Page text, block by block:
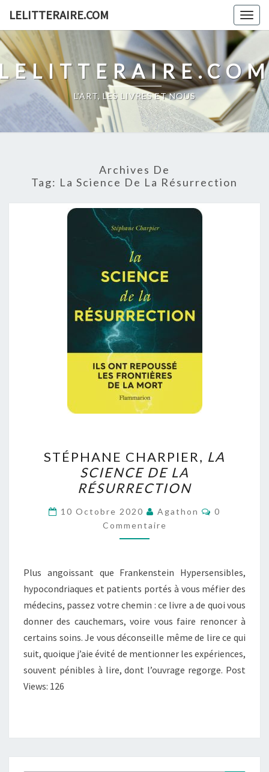
content
LELITTERAIRE.COM
L'ART, LES LIVRES ET NOUS
Archives De
Tag: La Science De La Résurrection
CHARPIER,
LA
SCIENCE
DE
LA
RÉSURRECTION
STÉPHANE CHARPIER, LA
SCIENCE DE LA
RÉSURRECTION
10 Octobre 2020 Agathon
0
Commentaire
Plus angoissant que Frankenstein Hypersensibles,
hypocondriaques et patients portés à vous méfier des
médecins, passez votre chemin : ce livre a de quoi vous
donner des cauchemars, voire vous faire renoncer à
certains soins. Je vous déconseille même de lire ce qui
suit, quoique j’aie évité de mentionner les expériences,
souvent pénibles à lire, dont l’ouvrage regorge. Post
Views: 126